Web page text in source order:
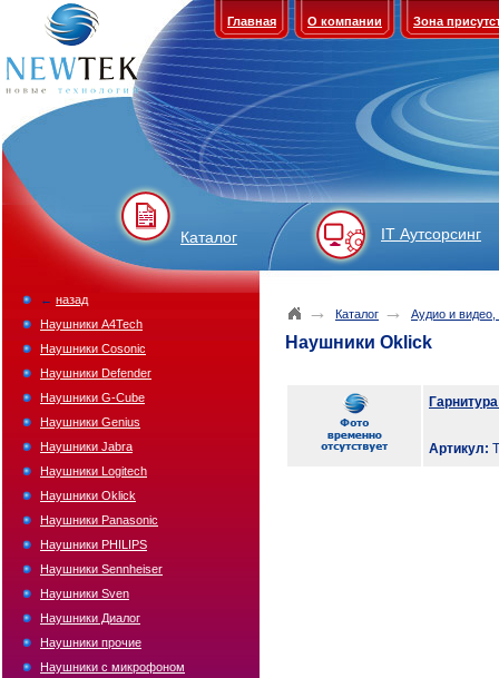
Главная О компании Зона
Каталог IT Аутсорсинг
→ Каталог → Аудио и
Наушники Oklick
Артикул:
← назад
Наушники A4Tech
Наушники Cosonic
Наушники Defender
Наушники G-Cube
Наушники Genius
Наушники Jabra
Наушники Logitech
Наушники Oklick
Наушники Panasonic
Наушники PHILIPS
Наушники Sennheiser
Наушники Sven
Наушники Диалог
Наушники прочие
Наушники с микрофоном